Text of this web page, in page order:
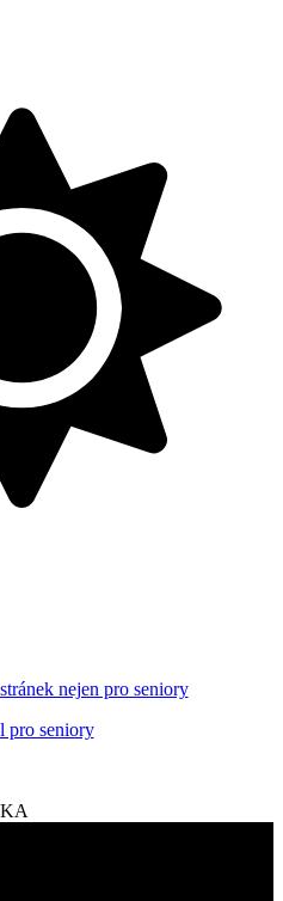
nejen pro seniory